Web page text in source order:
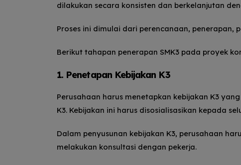
dilakukan secara konsisten dan berkelanjutan
Proses ini dimulai dari perencanaan, penerapan,
Berikut tahapan penerapan SMK3 pada proyek
1. Penetapan Kebijakan K3
Perusahaan harus menetapkan kebijakan K3
K3. Kebijakan ini harus disosialisasikan kepada
Dalam penyusunan kebijakan K3, perusahaan
melakukan konsultasi dengan pekerja.